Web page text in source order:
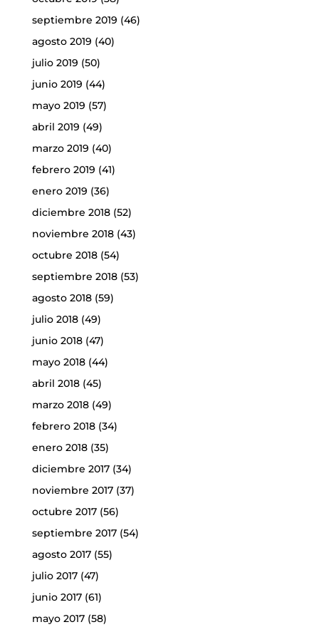
septiembre 2019 (46)
agosto 2019 (40)
julio 2019 (50)
junio 2019 (44)
mayo 2019 (57)
abril 2019 (49)
marzo 2019 (40)
febrero 2019 (41)
enero 2019 (36)
diciembre 2018(52)
noviembre 2018(43)
octubre 2018(54)
septiembre 2018(53)
agosto 2018(59)
julio 2018(49)
junio 2018(47)
mayo 2018(44)
abril 2018(45)
marzo 2018(49)
febrero 2018(34)
enero 2018(35)
diciembre 2017(34)
noviembre 2017(37)
octubre 2017(56)
septiembre 2017(54)
agosto 2017(55)
julio 2017(47)
junio 2017(61)
mayo 2017(58)